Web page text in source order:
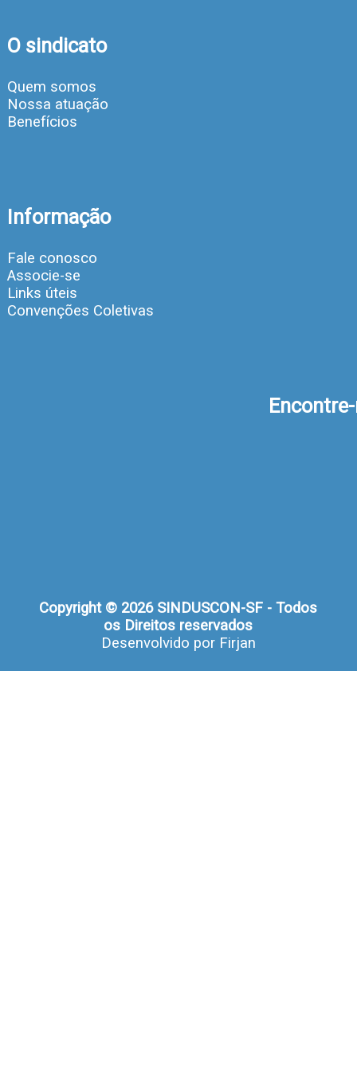
O sindicato
Quem somos
Nossa atuação
Benefícios
Informação
Fale conosco
Associe-se
Links úteis
Convenções Coletivas
Copyright © 2026 SINDUSCON-SF - Todos
os Direitos reservados
Desenvolvido por Firjan